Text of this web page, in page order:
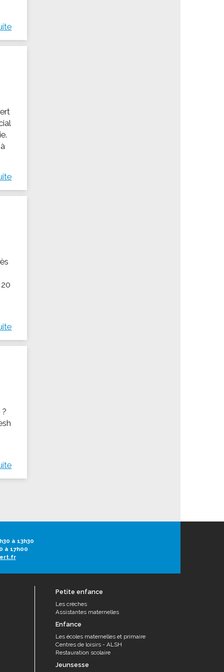
à 13h30
à 17h00
Petite enfance
Les crèches
Assistantes maternelles
Enfance
Les écoles maternelles et primaire
Centres de loisirs - ALSH
Restauration scolaire
Jeunsesse